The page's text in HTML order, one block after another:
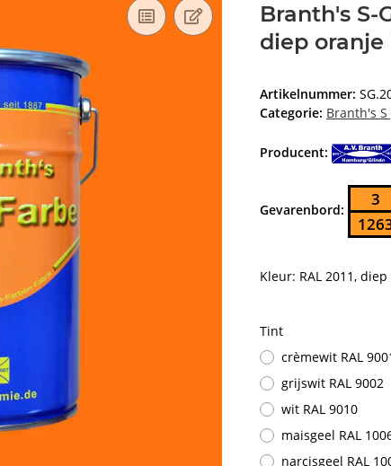
Branth's S-
diep oranje
Artikelnummer:
Categorie: Branth's
Producent:
Gevarenbord:
3
Kleur: RAL 2011,
Tint
crèmewit RAL
grijswit RAL 9002
wit RAL 9010
maisgeel RAL
narcisgeel RAL